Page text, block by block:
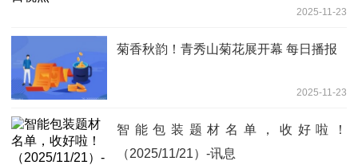
2025-11-23
菊香秋韵！青秀山菊花展开幕 每日播报
2025-11-23
智能包装题材名单，收好啦！
（2025/11/21）-讯息